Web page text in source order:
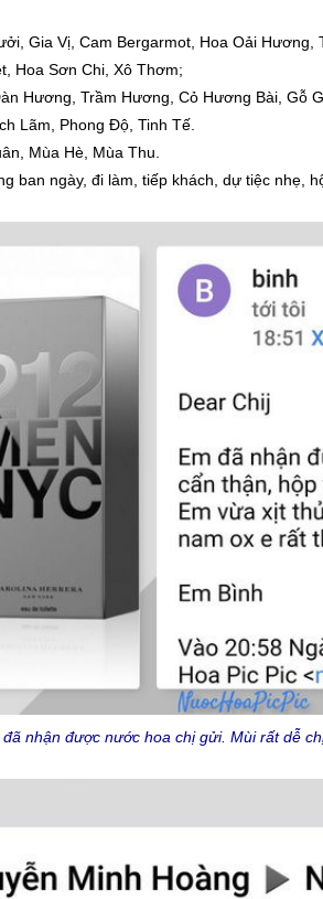
Gia Vị, Cam Bergarmot, Hoa Oải Hương,
Hoa Sơn Chi, Xô Thơm;
Hương, Trầm Hương, Cỏ Hương Bài, Gỗ
Lãm, Phong Độ, Tinh Tế.
Mùa Hè, Mùa Thu.
ban ngày, đi làm, tiếp khách, dự tiệc nhẹ,
đã nhận được nước hoa chị gửi. Mùi rất dễ